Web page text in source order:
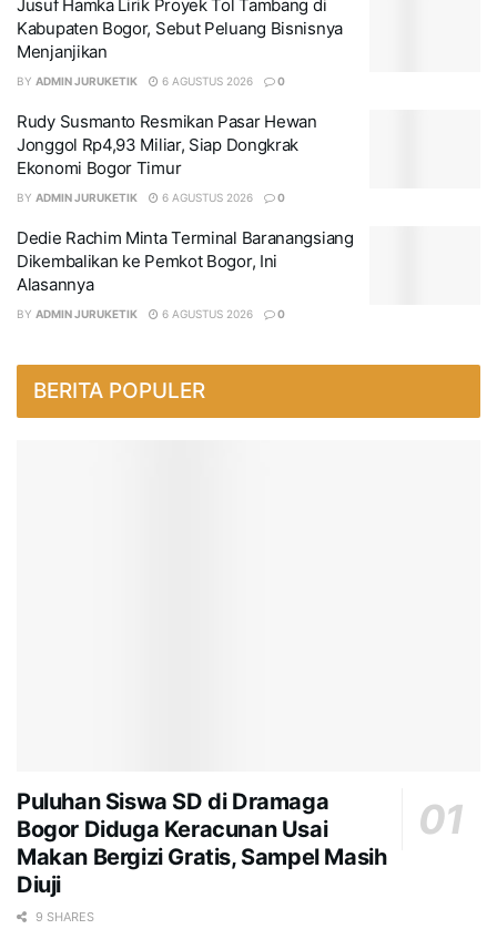
Jusuf Hamka Lirik Proyek Tol Tambang di
Kabupaten Bogor, Sebut Peluang Bisnisnya
Menjanjikan
BY ADMIN JURUKETIK 6 AGUSTUS 2026 0
Rudy Susmanto Resmikan Pasar Hewan
Jonggol Rp4,93 Miliar, Siap Dongkrak
Ekonomi Bogor Timur
BY ADMIN JURUKETIK 6 AGUSTUS 2026 0
Dedie Rachim Minta Terminal Baranangsiang
Dikembalikan ke Pemkot Bogor, Ini
Alasannya
BY ADMIN JURUKETIK 6 AGUSTUS 2026 0
BERITA POPULER
Puluhan Siswa SD di Dramaga
Bogor Diduga Keracunan Usai
Makan Bergizi Gratis, Sampel Masih
Diuji
9 SHARES